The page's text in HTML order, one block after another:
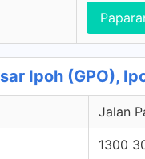
Ipoh (GPO),
Jalan
1300